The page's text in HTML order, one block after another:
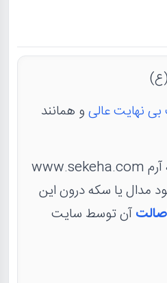
نهایت عالیو همانند
مدال در کاور منقش به آرم www.sekeha.com
مدال یا سکه درون این
آن توسط سایت